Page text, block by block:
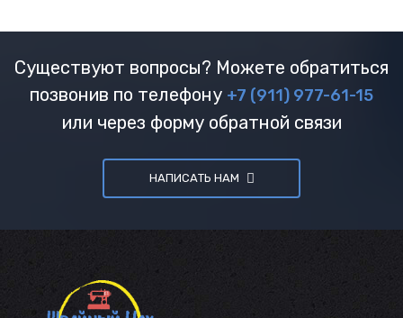
Существуют вопросы? Можете обратиться
позвонив по телефону +7 (911) 977-61-15
или через форму обратной связи
НАПИСАТЬ НАМ